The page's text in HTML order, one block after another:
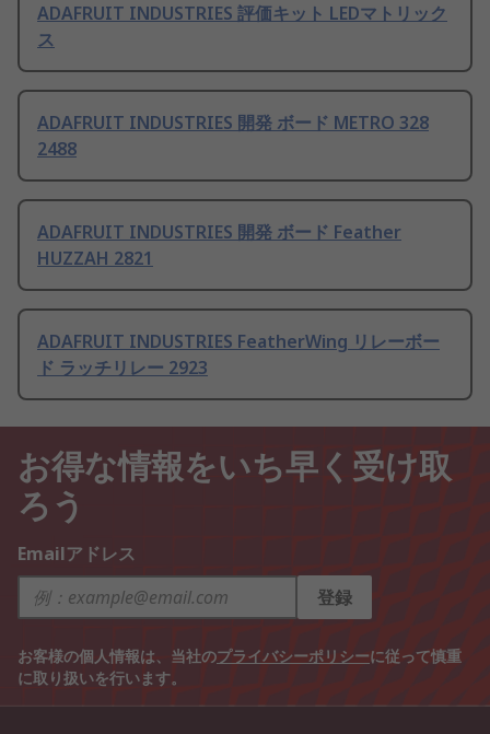
ADAFRUIT INDUSTRIES 評価キット LEDマトリック
ス
ADAFRUIT INDUSTRIES 開発 ボード METRO 328
2488
ADAFRUIT INDUSTRIES 開発 ボード Feather
HUZZAH 2821
ADAFRUIT INDUSTRIES FeatherWing リレーボー
ド ラッチリレー 2923
お得な情報をいち早く受け取
ろう
Emailアドレス
登録
お客様の個人情報は、当社のプライバシーポリシーに従って慎重
に取り扱いを行います。